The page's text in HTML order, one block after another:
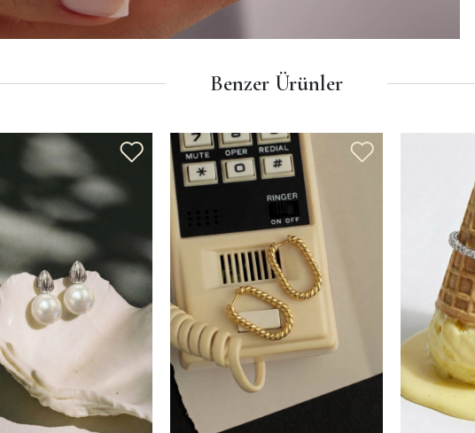
Benzer Ürünler